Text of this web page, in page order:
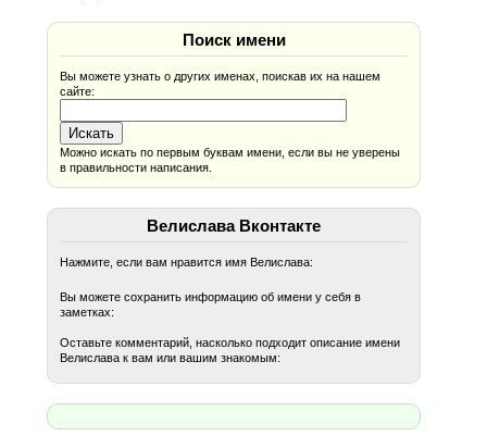
Поиск имени
Вы можете узнать о других именах, поискав их на нашем
сайте:
Можно искать по первым буквам имени, если вы не уверены
в правильности написания.
Велислава Вконтакте
Нажмите, если вам нравится имя Велислава:
Вы можете сохранить информацию об имени у себя в
заметках:
Оставьте комментарий, насколько подходит описание имени
Велислава к вам или вашим знакомым: